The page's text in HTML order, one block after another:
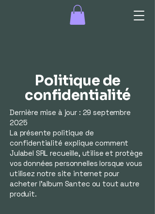
Politique de
confidentialité
Dernière mise à jour : 29 septembre
2025
La présente politique de
confidentialité explique comment
Julabel SRL recueille, utilise et protège
vos données personnelles lorsque vous
utilisez notre site internet pour
acheter l’album Santec ou tout autre
produit.